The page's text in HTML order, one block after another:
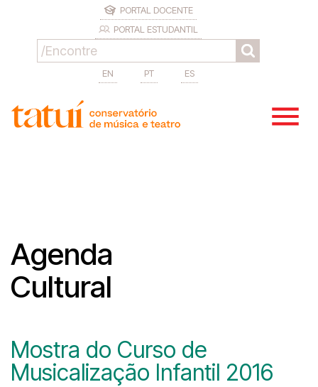
PORTAL DOCENTE
PORTAL ESTUDANTIL
EN PT ES
Agenda
Cultural
Mostra do Curso de
Musicalização Infantil 2016